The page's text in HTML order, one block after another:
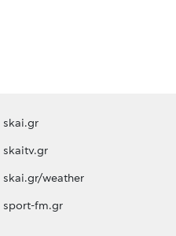
skai.gr
skaitv.gr
skai.gr/weather
sport-fm.gr